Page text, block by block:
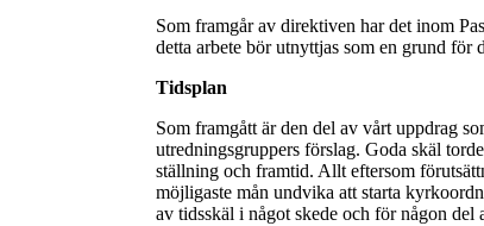
Som framgår av direktiven har det inom
detta arbete bör utnyttjas som en grund för
Tidsplan
Som framgått är den del av vårt uppdrag
utredningsgruppers förslag. Goda skäl
ställning och framtid. Allt eftersom
möjligaste mån undvika att starta
av tidsskäl i något skede och för någon